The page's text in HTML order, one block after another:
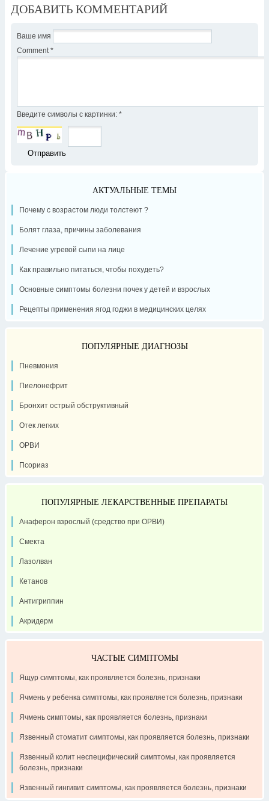
ДОБАВИТЬ КОММЕНТАРИЙ
Ваше имя
Comment *
Введите символы с картинки: *
АКТУАЛЬНЫЕ ТЕМЫ
Почему с возрастом люди толстеют ?
Болят глаза, причины заболевания
Лечение угревой сыпи на лице
Как правильно питаться, чтобы похудеть?
Основные симптомы болезни почек у детей и взрослых
Рецепты применения ягод годжи в медицинских целях
ПОПУЛЯРНЫЕ ДИАГНОЗЫ
Пневмония
Пиелонефрит
Бронхит острый обструктивный
Отек легких
ОРВИ
Псориаз
ПОПУЛЯРНЫЕ ЛЕКАРСТВЕННЫЕ ПРЕПАРАТЫ
Анаферон взрослый (средство при ОРВИ)
Смекта
Лазолван
Кетанов
Антигриппин
Акридерм
ЧАСТЫЕ СИМПТОМЫ
Ящур симптомы, как проявляется болезнь, признаки
Ячмень у ребенка симптомы, как проявляется болезнь, признаки
Ячмень симптомы, как проявляется болезнь, признаки
Язвенный стоматит симптомы, как проявляется болезнь, признаки
Язвенный колит неспецифический симптомы, как проявляется
болезнь, признаки
Язвенный гингивит симптомы, как проявляется болезнь, признаки